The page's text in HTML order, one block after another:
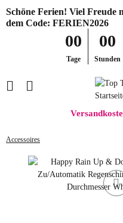
Schöne Ferien! Viel Freude
dem Code: FERIEN2026
00
Tage
00
Stunden
Accessoires